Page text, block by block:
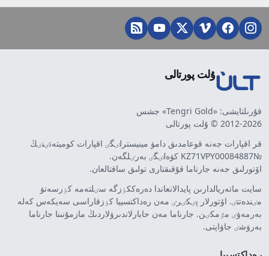
ۇلت پورتالى
قۇرىلتايشى: «Tengri Gold» جشس
2012-2026 © ۇلت پورتالى
قر اقپارات جەنە قوعامدىق دامۋ مينيسترلٸگٸ اقپارات كوميتەتٸنٸڭ
№KZ71VPY00084887 كۋەلٸگٸ بەرٸلگەن.
اۆتورلىق جەنە جارناما قۇقىقتارى تولىق ساقتالعان.
سايت ماتەريالدارىن پايدالانعاندا دەرەككٶزگە سٸلتەمە كٶرسەتۋ
مٸندەتتٸ. اۆتورلار پٸكٸرٸ مەن رەداكتسييا كٶزقاراسى سەيكەس كەلە
بەرمەۋٸ مٷمكٸن. جارناما مەن حابارلاندىرۋلاردىڭ مازمۇنىنا جارناما
بەرۋشٸ جاۋاپتى.